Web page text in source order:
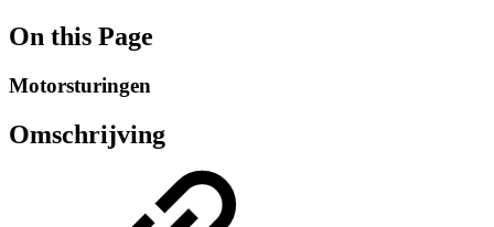
On this Page
Motorsturingen
Omschrijving